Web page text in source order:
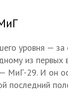
уровня — за
из
МиГ-29. И он
последний